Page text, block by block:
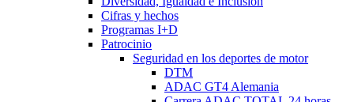
Cifras y hechos
Programas I+D
Patrocinio
Seguridad en los deportes de motor
DTM
ADAC GT4 Alemania